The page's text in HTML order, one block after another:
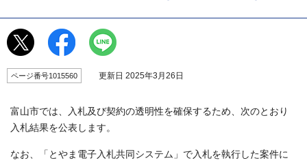
ページ番号1015560 更新日 2025年3月26日
富山市では、入札及び契約の透明性を確保するため、次のとおり
入札結果を公表します。
なお、「とやま電子入札共同システム」で入札を執行した案件に